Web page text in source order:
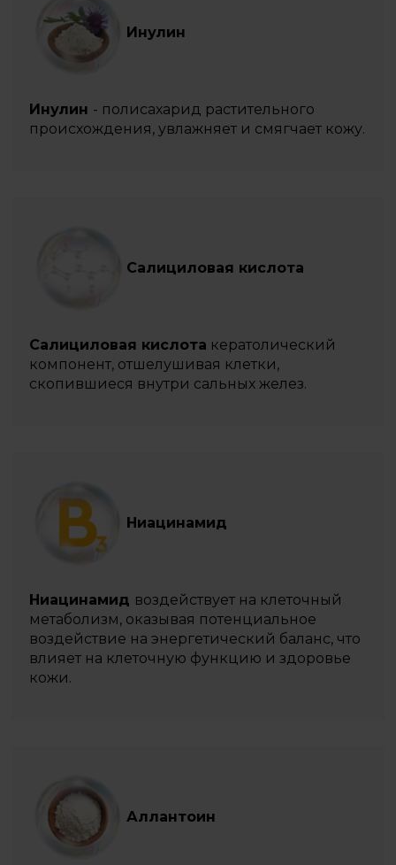
Инулин
Инулин - полисахарид растительного
происхождения, увлажняет и смягчает кожу.
Салициловая кислота
Салициловая кислота кератолический
компонент, отшелушивая клетки,
скопившиеся внутри сальных желез.
Ниацинамид
Ниацинамид воздействует на клеточный
метаболизм, оказывая потенциальное
воздействие на энергетический баланс, что
влияет на клеточную функцию и здоровье
кожи.
Аллантоин